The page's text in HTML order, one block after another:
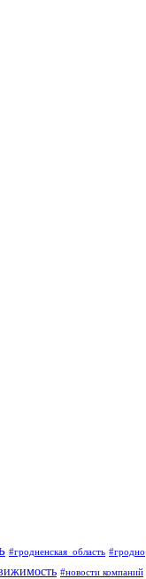
#гродненская_область #гродно
#новости компаний